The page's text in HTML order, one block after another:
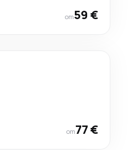
от59 €
от77 €